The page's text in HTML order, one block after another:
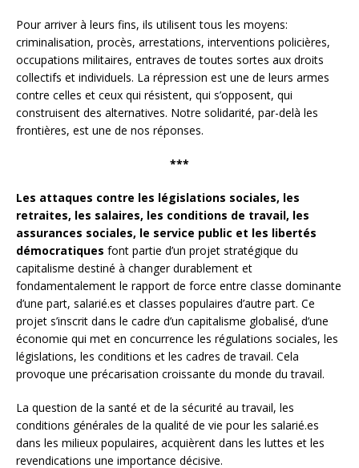
Pour arriver à leurs fins, ils utilisent tous les moyens:
criminalisation, procès, arrestations, interventions policières,
occupations militaires, entraves de toutes sortes aux droits
collectifs et individuels. La répression est une de leurs armes
contre celles et ceux qui résistent, qui s’opposent, qui
construisent des alternatives. Notre solidarité, par-delà les
frontières, est une de nos réponses.
***
Les attaques contre les législations sociales, les
retraites, les salaires, les conditions de travail, les
assurances sociales, le service public et les libertés
démocratiques font partie d’un projet stratégique du
capitalisme destiné à changer durablement et
fondamentalement le rapport de force entre classe dominante
d’une part, salarié.es et classes populaires d’autre part. Ce
projet s’inscrit dans le cadre d’un capitalisme globalisé, d’une
économie qui met en concurrence les régulations sociales, les
législations, les conditions et les cadres de travail. Cela
provoque une précarisation croissante du monde du travail.
La question de la santé et de la sécurité au travail, les
conditions générales de la qualité de vie pour les salarié.es
dans les milieux populaires, acquièrent dans les luttes et les
revendications une importance décisive.